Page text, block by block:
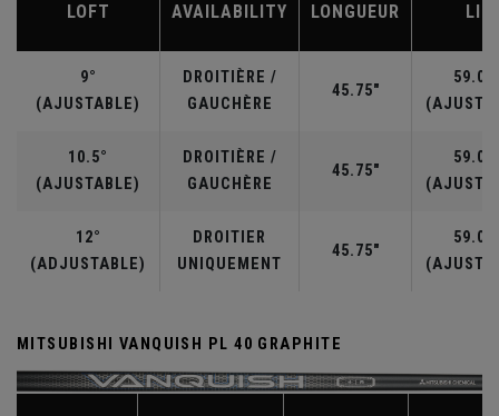
LOFT AVAILABILITY LONGUEUR LIE
9°
(AJUSTABLE)
DROITIÈRE /
GAUCHÈRE
45.75"
10.5°
(AJUSTABLE)
DROITIÈRE /
GAUCHÈRE
45.75"
12°
(ADJUSTABLE)
DROITIER
UNIQUEMENT
45.75"
MITSUBISHI VANQUISH PL 40 GRAPHITE